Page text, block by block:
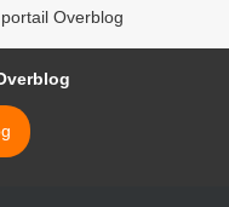
Overblog